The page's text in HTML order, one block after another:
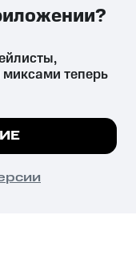
вред здоровью,
установленную
все
теперь